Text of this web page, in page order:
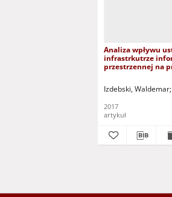
Analiza wpływu
infrastrkutrze
przestrzennej na
przestrzennej
przestrzennego =
analysis of the
planning
development
Izdebski, Waldemar
2017
artykuł